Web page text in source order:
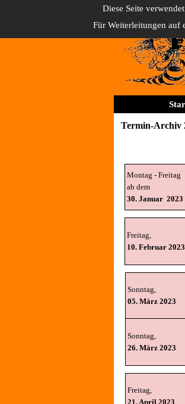
Diese Seite
Für Weiterleitungen auf
Termin-Archiv
Montag - Freitag
ab dem
30. Januar 2023
Freitag,
10. Februar 2023
Sonntag,
05. März 2023
Sonntag,
26. März 2023
Freitag,
21. April 2023